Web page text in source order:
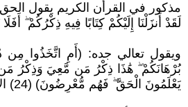
مذكور في القرأن الكريم يقول
لَقَدْ أَنزَلْنَا إِلَيْكُمْ كِتَابًا فِيهِ ذِكْرُكُمْ ۖ أَفَلَا تَعْقِلُونَ
ويقول تعالي جده: (أَمِ اتَّخَذُوا مِن
بُرْهَانَكُمْ ۖ هَٰذَا ذِكْرُ مَن مَّعِيَ وَذِكْرُ
يَعْلَمُونَ الْحَقَّ ۖ فَهُم مُّعْرِضُونَ) (24) الانياء